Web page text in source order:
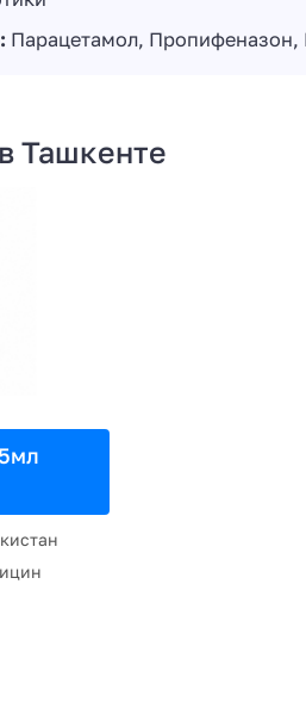
Парацетамол, Пропифеназон,
Ташкенте